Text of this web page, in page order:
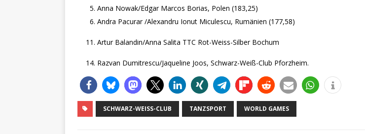
Anna Nowak/Edgar Marcos Borias, Polen (183,25)
Andra Pacurar /Alexandru Ionut Miculescu, Rumänien (177,58)
Artur Balandin/Anna Salita TTC Rot-Weiss-Silber Bochum
Razvan Dumitrescu/Jaqueline Joos, Schwarz-Weiß-Club Pforzheim.
SCHWARZ-WEISS-CLUB TANZSPORT WORLD GAMES